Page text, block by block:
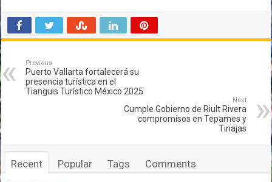
Previous
Puerto Vallarta fortalecerá su
presencia turística en el
Tianguis Turístico México 2025
Next
Cumple Gobierno de Riult Rivera
compromisos en Tepames y
Tinajas
Recent Popular Tags Comments